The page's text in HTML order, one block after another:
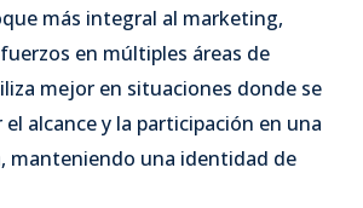
más integral al marketing,
en múltiples áreas de
mejor en situaciones donde se
alcance y la participación en una
manteniendo una identidad de